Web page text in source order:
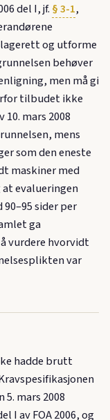
del I, jf. § 3-1,
og utforme
behøver
men må gi
tilbudet ikke
mars 2008
mens
som den eneste
maskiner med
evalueringen
sider per
ga
vurdere hvorvidt
var
hadde brutt
mars 2008
I av FOA 2006, og